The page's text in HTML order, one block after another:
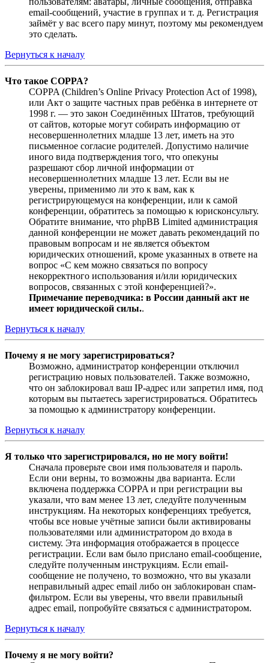
email-сообщений, участие в группах и т. д. Регистрация
займёт у вас всего пару минут, поэтому мы рекомендуем
это сделать.
Вернуться к началу
Что такое COPPA?
COPPA (Children’s Online Privacy Protection Act of 1998),
или Акт о защите частных прав ребёнка в интернете от
1998 г. — это закон Соединённых Штатов, требующий
от сайтов, которые могут собирать информацию от
несовершеннолетних младше 13 лет, иметь на это
письменное согласие родителей. Допустимо наличие
иного вида подтверждения того, что опекуны
разрешают сбор личной информации от
несовершеннолетних младше 13 лет. Если вы не
уверены, применимо ли это к вам, как к
регистрирующемуся на конференции, или к самой
конференции, обратитесь за помощью к юрисконсульту.
Обратите внимание, что phpBB Limited администрация
данной конференции не может давать рекомендаций по
правовым вопросам и не является объектом
юридических отношений, кроме указанных в ответе на
вопрос «С кем можно связаться по вопросу
некорректного использования и/или юридических
вопросов, связанных с этой конференцией?».
Примечание переводчика: в России данный акт не
имеет юридической силы..
Вернуться к началу
Почему я не могу зарегистрироваться?
Возможно, администратор конференции отключил
регистрацию новых пользователей. Также возможно,
что он заблокировал ваш IP-адрес или запретил имя, под
которым вы пытаетесь зарегистрироваться. Обратитесь
за помощью к администратору конференции.
Вернуться к началу
Я только что зарегистрировался, но не могу войти!
Сначала проверьте свои имя пользователя и пароль.
Если они верны, то возможны два варианта. Если
включена поддержка COPPA и при регистрации вы
указали, что вам менее 13 лет, следуйте полученным
инструкциям. На некоторых конференциях требуется,
чтобы все новые учётные записи были активированы
пользователями или администратором до входа в
систему. Эта информация отображается в процессе
регистрации. Если вам было прислано email-сообщение,
следуйте полученным инструкциям. Если email-
сообщение не получено, то возможно, что вы указали
неправильный адрес email либо он заблокирован спам-
фильтром. Если вы уверены, что ввели правильный
адрес email, попробуйте связаться с администратором.
Вернуться к началу
Почему я не могу войти?